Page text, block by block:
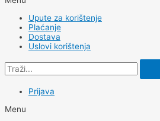
Upute za korištenje
Plaćanje
Dostava
Uslovi korištenja
Prijava
Menu